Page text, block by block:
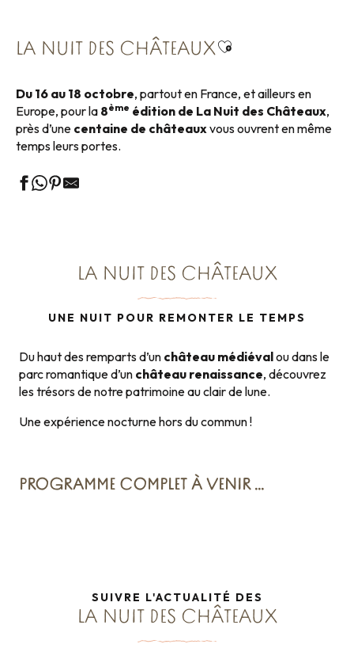
LA NUIT DES CHÂTEAUXAjouter aux
Du 16 au 18 octobre, partout en France, et ailleurs en
Europe, pour la 8ème édition de La Nuit des Châteaux,
près d’une centaine de châteauxvous ouvrent en même
temps leurs portes.
LA NUIT DES CHÂTEAUX
UNE NUIT POUR REMONTER LE TEMPS
Du haut des remparts d’un château médiévalou dans le
parc romantique d’un château renaissance, découvrez
les trésors de notre patrimoine au clair de lune.
Une expérience nocturne hors du commun !
PROGRAMME COMPLET À VENIR …
SUIVRE L'ACTUALITÉ DES
LA NUIT DES CHÂTEAUX